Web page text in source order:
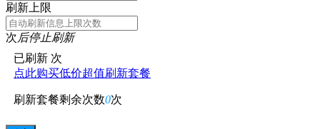
刷新上限
次后停止刷新
已刷新 次
点此购买低价超值刷新套餐
刷新套餐剩余次数0次